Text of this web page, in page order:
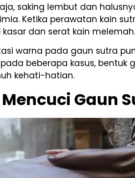
saking lembut dan
Ketika perawatan kain
dan serat kain melemah.
warna pada gaun sutra
pada beberapa kasus,
kehati-hatian.
Gaun